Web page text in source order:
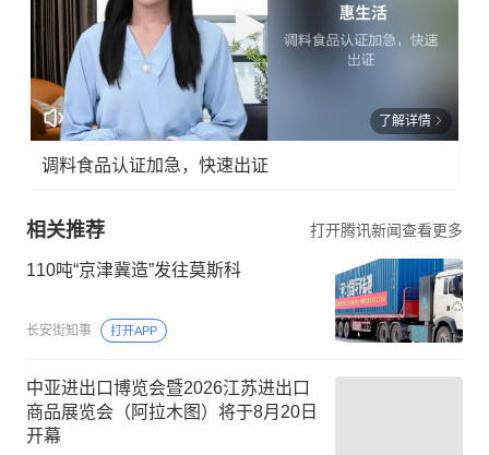
了解详情
调料食品认证加急，快速出证
相关推荐 打开腾讯新闻查看更多
110吨“京津冀造”发往莫斯科
长安街知事 打开APP
中亚进出口博览会暨2026江苏进出口
商品展览会（阿拉木图）将于8月20日
开幕